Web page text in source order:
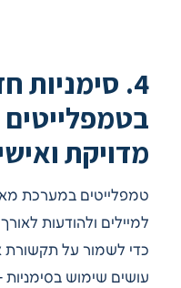
4. סימניות
מדויקת
טמפלייטים במערכת
למיילים ולהודעות
כדי לשמור על תקשורת
עושים שימוש